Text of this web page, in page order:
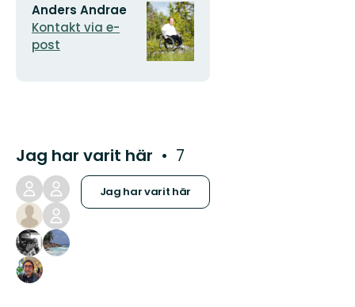
E-
postadress
Anders Andrae
Kontakt via e-
post
Organisationens
logotyp
Jag har varit här 7
Jag har varit här